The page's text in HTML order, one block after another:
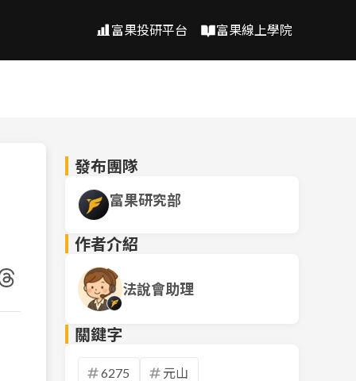
富果投研平台 富果線上學院
發布團隊
富果研究部
作者介紹
法說會助理
關鍵字
6275 元山